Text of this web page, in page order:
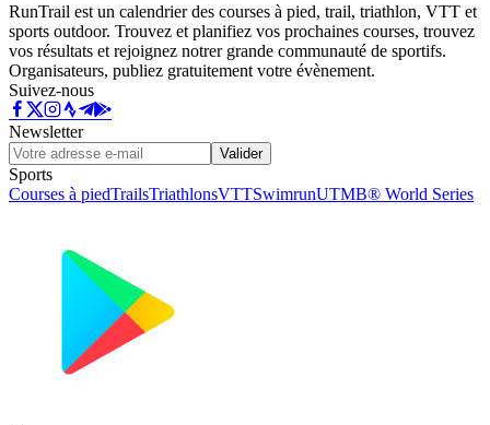
RunTrail est un calendrier des courses à pied, trail, triathlon, VTT et
sports outdoor. Trouvez et planifiez vos prochaines courses, trouvez
vos résultats et rejoignez notrer grande communauté de sportifs.
Organisateurs, publiez gratuitement votre évènement.
Suivez-nous
Newsletter
Valider
Sports
Courses à piedTrailsTriathlonsVTTSwimrunUTMB® World Series